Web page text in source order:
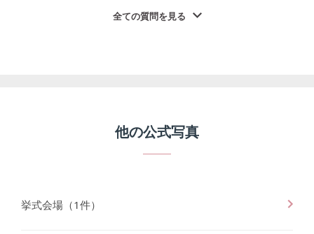
全ての質問を見る
他の公式写真
挙式会場 （1件）